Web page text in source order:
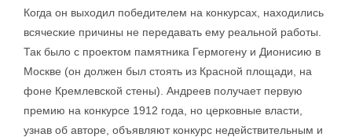
Когда он выходил победителем на конкурсах, находились
всяческие причины не передавать ему реальной работы.
Так было с проектом памятника Гермогену и Дионисию в
Москве (он должен был стоять из Красной площади, на
фоне Кремлевской стены). Андреев получает первую
премию на конкурсе 1912 года, но церковные власти,
узнав об авторе, объявляют конкурс недействительным и